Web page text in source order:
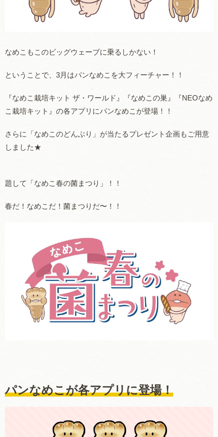
なめこもこのビッグウェーブに乗るしかない！
ということで、3月はパンなめこを大フィーチャー！！
『なめこ栽培キット ザ・ワールド』『なめこの巣』『NEOなめ
こ栽培キット』の各アプリにパンなめこが登場！！
さらに「なめこのどんぶり」が当たるプレゼント企画もご用意
しました★
題して 「なめこ春の菌まつり」 ！！
春だ！なめこだ！菌まつりだ〜！！
パンなめこが各アプリに登場！